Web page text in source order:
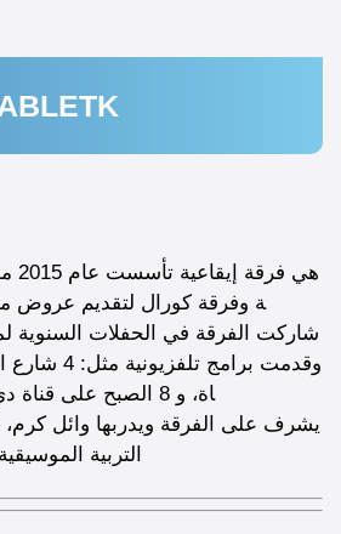
ة وفرقة كورال لتقديم عروض
شاركت الفرقة في الحفلات السنوية
وقدمت برامج
اة، و 8 الصبح على قناة دي إم سي
يشرف على الفرقة ويدربها وائل
التربية الموسيقية